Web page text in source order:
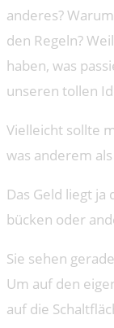
anderes?
den Regeln?
haben, was
unseren tollen
Vielleicht sollte
was anderem
Das Geld liegt
bücken oder
Sie sehen
Um auf den
auf die